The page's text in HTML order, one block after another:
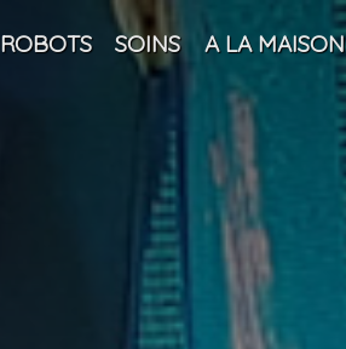
ROBOTS SOINS A LA MAISON